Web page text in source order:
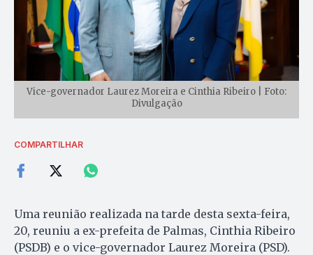
Vice-governador Laurez Moreira e Cinthia Ribeiro | Foto:
Divulgação
COMPARTILHAR
Uma reunião realizada na tarde desta sexta-feira,
20, reuniu a ex-prefeita de Palmas, Cinthia Ribeiro
(PSDB) e o vice-governador Laurez Moreira (PSD).